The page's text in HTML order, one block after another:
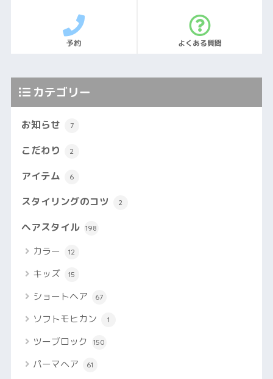
予約 よくある質問
カテゴリー
お知らせ 7
こだわり 2
アイテム 6
スタイリングのコツ 2
ヘアスタイル 198
カラー 12
キッズ 15
ショートヘア 67
ソフトモヒカン 1
ツーブロック 150
パーマヘア 61